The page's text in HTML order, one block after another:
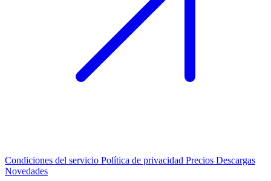
Condiciones del servicio Política de privacidad Precios Descargas
Novedades